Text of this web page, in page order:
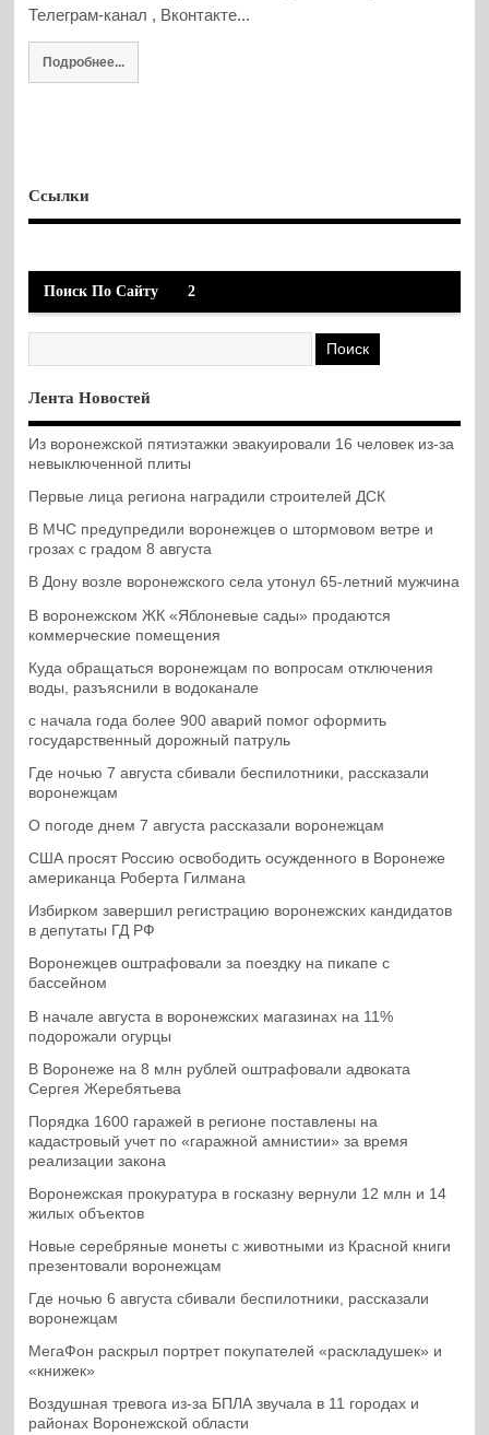
Телеграм-канал , Вконтакте...
Подробнее...
Ссылки
Поиск По Сайту 2
Лента Новостей
Из воронежской пятиэтажки эвакуировали 16 человек из-за
невыключенной плиты
Первые лица региона наградили строителей ДСК
В МЧС предупредили воронежцев о штормовом ветре и
грозах с градом 8 августа
В Дону возле воронежского села утонул 65-летний мужчина
В воронежском ЖК «Яблоневые сады» продаются
коммерческие помещения
Куда обращаться воронежцам по вопросам отключения
воды, разъяснили в водоканале
с начала года более 900 аварий помог оформить
государственный дорожный патруль
Где ночью 7 августа сбивали беспилотники, рассказали
воронежцам
О погоде днем 7 августа рассказали воронежцам
США просят Россию освободить осужденного в Воронеже
американца Роберта Гилмана
Избирком завершил регистрацию воронежских кандидатов
в депутаты ГД РФ
Воронежцев оштрафовали за поездку на пикапе с
бассейном
В начале августа в воронежских магазинах на 11%
подорожали огурцы
В Воронеже на 8 млн рублей оштрафовали адвоката
Сергея Жеребятьева
Порядка 1600 гаражей в регионе поставлены на
кадастровый учет по «гаражной амнистии» за время
реализации закона
Воронежская прокуратура в госказну вернули 12 млн и 14
жилых объектов
Новые серебряные монеты с животными из Красной книги
презентовали воронежцам
Где ночью 6 августа сбивали беспилотники, рассказали
воронежцам
МегаФон раскрыл портрет покупателей «раскладушек» и
«книжек»
Воздушная тревога из-за БПЛА звучала в 11 городах и
районах Воронежской области